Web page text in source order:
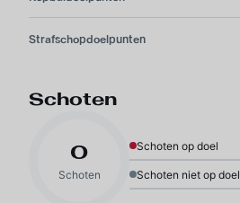
Strafschopdoelpunten
Schoten
0
Schoten
Schoten op doel
Schoten niet op doel